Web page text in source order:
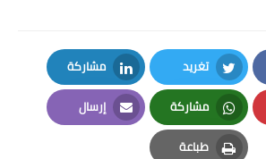
تغريد
Twitter
مشاركة
LinkedIn
مشاركة
Whatsapp
إرسال
Email
طباعة